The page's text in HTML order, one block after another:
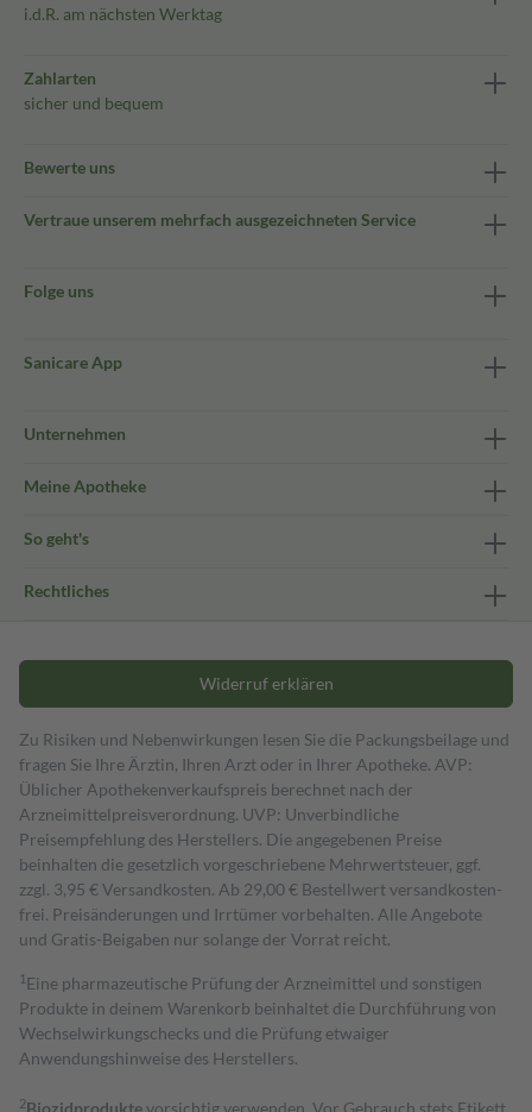
i.d.R. am nächsten Werktag
Zahlarten
sicher und bequem
Bewerte uns
Vertraue unserem mehrfach ausgezeichneten Service
Folge uns
Sanicare App
Unternehmen
Meine Apotheke
So geht's
Rechtliches
Widerruf erklären
Zu Risiken und Nebenwirkungen lesen Sie die Packungsbeilage und
fragen Sie Ihre Ärztin, Ihren Arzt oder in Ihrer Apotheke. AVP:
Üblicher Apothekenverkaufspreis berechnet nach der
Arzneimittelpreisverordnung. UVP: Unverbindliche
Preisempfehlung des Herstellers. Die angegebenen Preise
beinhalten die gesetzlich vorgeschriebene Mehrwertsteuer, ggf.
zzgl. 3,95 € Versandkosten. Ab 29,00 € Bestell­wert versand­kosten­
frei. Preisänderungen und Irrtümer vorbehalten. Alle Angebote
und Gratis-Beigaben nur solange der Vorrat reicht.
1 Eine pharmazeutische Prüfung der Arzneimittel und sonstigen
Produkte in deinem Warenkorb beinhaltet die Durchführung von
Wechselwirkungschecks und die Prüfung etwaiger
Anwendungshinweise des Herstellers.
2Biozidproduktevorsichtig verwenden. Vor Gebrauch stets Etikett